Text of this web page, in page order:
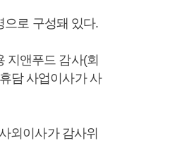
으로 구성돼 있다.
지앤푸드 감사(회
담 사업이사가 사
외이사가 감사위